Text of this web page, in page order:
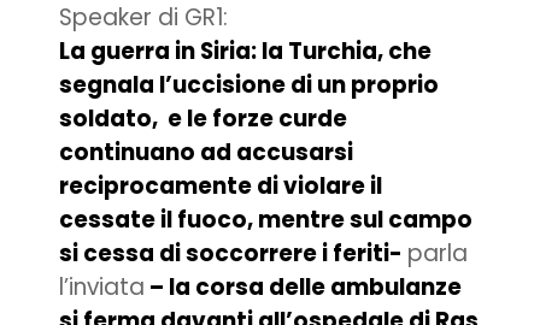
Speaker di GR1:
La guerra in Siria: la Turchia, che
segnala l’uccisione di un proprio
soldato, e le forze curde
continuano ad accusarsi
reciprocamente di violare il
cessate il fuoco, mentre sul campo
si cessa di soccorrere i feriti- parla
l’inviata – la corsa delle ambulanze